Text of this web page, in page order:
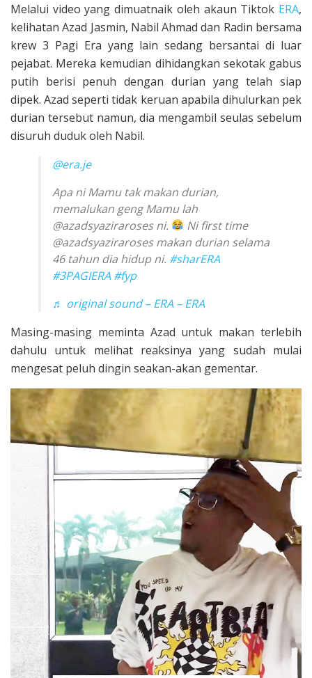
Melalui video yang dimuatnaik oleh akaun Tiktok ERA,
kelihatan Azad Jasmin, Nabil Ahmad dan Radin bersama
krew 3 Pagi Era yang lain sedang bersantai di luar
pejabat. Mereka kemudian dihidangkan sekotak gabus
putih berisi penuh dengan durian yang telah siap
dipek. Azad seperti tidak keruan apabila dihulurkan pek
durian tersebut namun, dia mengambil seulas sebelum
disuruh duduk oleh Nabil.
@era.je
Apa ni Mamu tak makan durian,
memalukan geng Mamu lah
@azadsyaziraroses ni.
Ni first time
@azadsyaziraroses makan durian selama
46 tahun dia hidup ni. #sharERA
#3PAGIERA #fyp
♬ original sound – ERA – ERA
Masing-masing meminta Azad untuk makan terlebih
dahulu untuk melihat reaksinya yang sudah mulai
mengesat peluh dingin seakan-akan gementar.